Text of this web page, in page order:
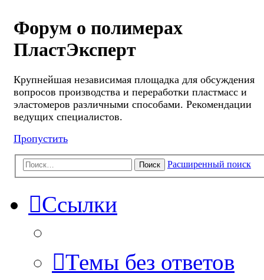
Форум о полимерах
ПластЭксперт
Крупнейшая независимая площадка для обсуждения
вопросов производства и переработки пластмасс и
эластомеров различными способами. Рекомендации
ведущих специалистов.
Пропустить
Поиск Расширенный поиск
Ссылки
Темы без ответов